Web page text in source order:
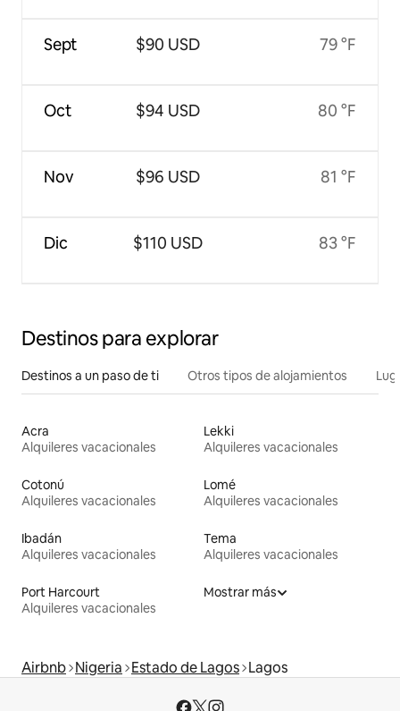
Sept
Oct
Nov
Dic
$90 USD
$94 USD
$96 USD
$110 USD
79 °F
80 °F
81 °F
83 °F
Destinos para explorar
Destinos a un paso de ti Otros tipos de alojamientos
Acra
Alquileres vacacionales
Lekki
Alquileres vacacionales
Cotonú
Alquileres vacacionales
Lomé
Alquileres vacacionales
Ibadán
Alquileres vacacionales
Tema
Alquileres vacacionales
Port Harcourt
Alquileres vacacionales
Mostrar más
Airbnb Nigeria Estado de Lagos Lagos